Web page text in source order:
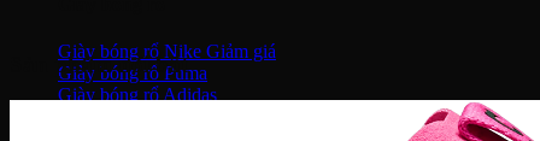
Giày bóng rổ Nike
Giày bóng rổ Puma
Giày bóng rổ Adidas
Sản phẩm nổi bật